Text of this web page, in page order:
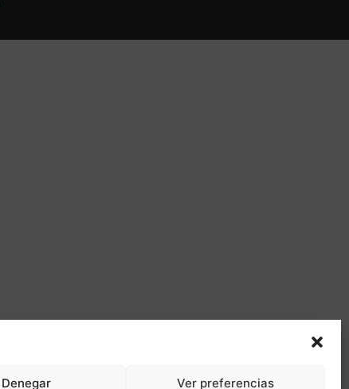
Denegar Ver preferencias